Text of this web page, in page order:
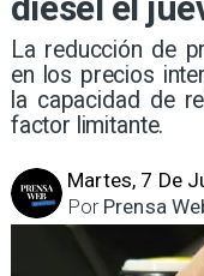
La reducción de
en los precios
la capacidad de
factor limitante.
Martes, 7 De
Prensa
Por